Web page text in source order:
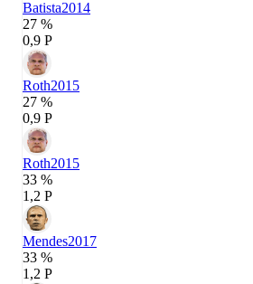
Batista2014
27 %
0,9 P
Roth2015
27 %
0,9 P
Roth2015
33 %
1,2 P
Mendes2017
33 %
1,2 P